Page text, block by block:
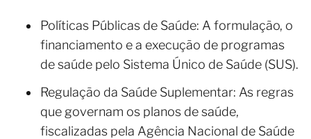
Políticas Públicas de Saúde: A formulação, o
financiamento e a execução de programas
de saúde pelo Sistema Único de Saúde (SUS).
Regulação da Saúde Suplementar: As regras
que governam os planos de saúde,
fiscalizadas pela Agência Nacional de Saúde